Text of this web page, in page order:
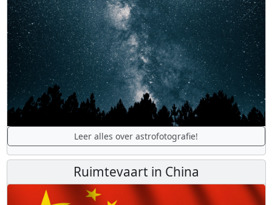
Leer alles over astrofotografie!
Ruimtevaart in China